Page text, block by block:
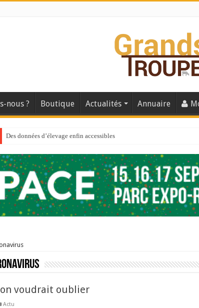
nous ? Boutique Actualités Annuaire
Des données d’élevage enfin accessibles
Au sommaire du premier numéro de 2025
Au sommaire de GTM 110
Aidez-nous à améliorer la santé de vos veaux !
Au sommaire de GTM 91
Sécheresse : les éleveurs réclament des expertises de terrain
À l’est, un nouveau virus
voudrait oublier
Actu